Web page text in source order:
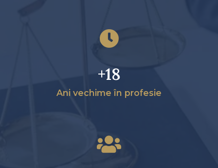
Ani vechime în profesie
+18